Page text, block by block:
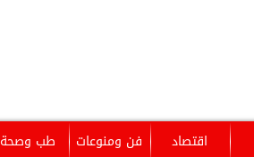
اقتصاد فن ومنوعات طب وصحة